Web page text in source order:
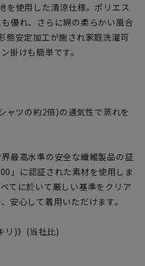
を使用した清涼仕様。ポリエス
優れ、さらに綿の柔らかい風合
態安定加工が施され家庭洗濯可
掛けも簡単です。
ャツの約2倍)の通気性で蒸れを
最高水準の安全な繊維製品の証
」に認証された素材を使用しま
てに於いて厳しい基準をクリア
安心して着用いただけます。
リ)》(当社比)